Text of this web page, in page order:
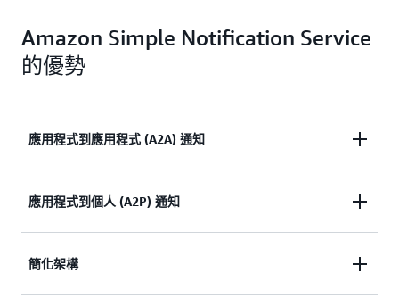
Amazon Simple Notification Service
的優勢
應用程式到應用程式 (A2A) 通知
提供應用程式到應用程式 (A2A) 通知，以整合和解耦
進一步了解
應用程式到個人 (A2P) 通知
透過 SMS 文字訊息、推送通知和電子郵件向您的客
簡化架構